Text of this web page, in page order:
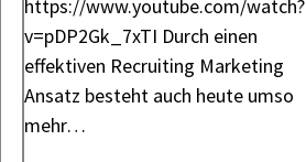
https://www.youtube.com/watch?
v=pDP2Gk_7xTI Durch einen
effektiven Recruiting Marketing
Ansatz besteht auch heute umso
mehr…